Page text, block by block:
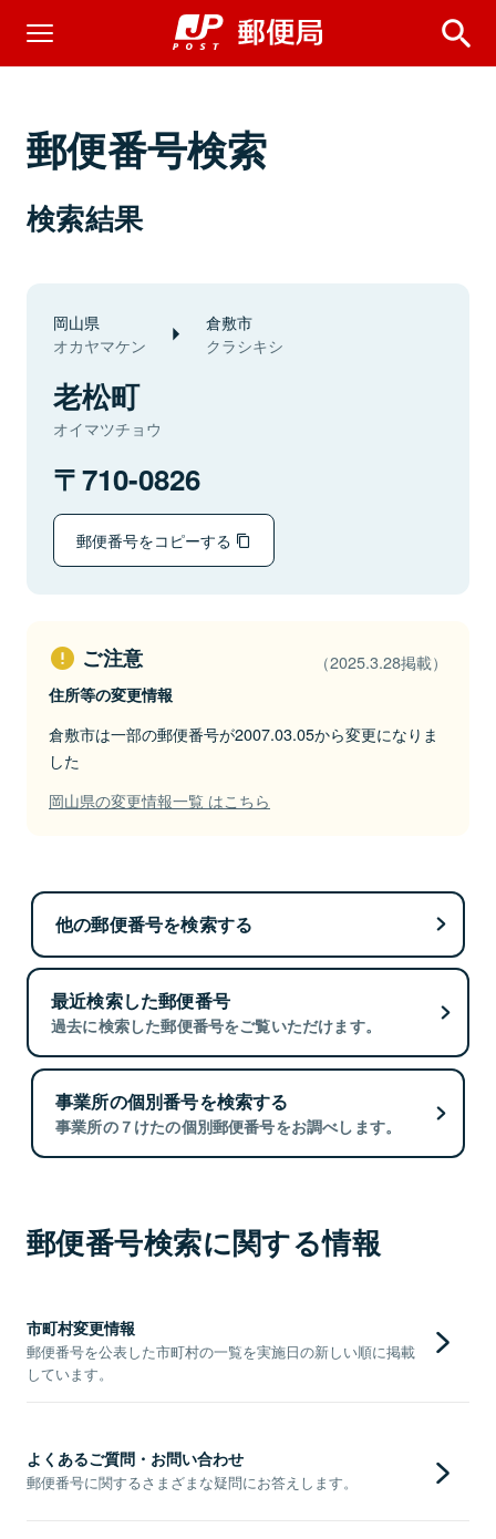
郵便番号検索
検索結果
岡山県
オカヤマケン
倉敷市
クラシキシ
老松町
オイマツチョウ
710-0826
郵便番号をコピーする
ご注意 （2025.3.28掲載）
住所等の変更情報
倉敷市は一部の郵便番号が2007.03.05から変更になりま
した
岡山県の変更情報一覧 はこちら
他の郵便番号を検索する
最近検索した郵便番号
過去に検索した郵便番号をご覧いただけます。
事業所の個別番号を検索する
事業所の７けたの個別郵便番号をお調べします。
郵便番号検索に関する情報
市町村変更情報
郵便番号を公表した市町村の一覧を実施日の新しい順に掲載
しています。
よくあるご質問・お問い合わせ
郵便番号に関するさまざまな疑問にお答えします。